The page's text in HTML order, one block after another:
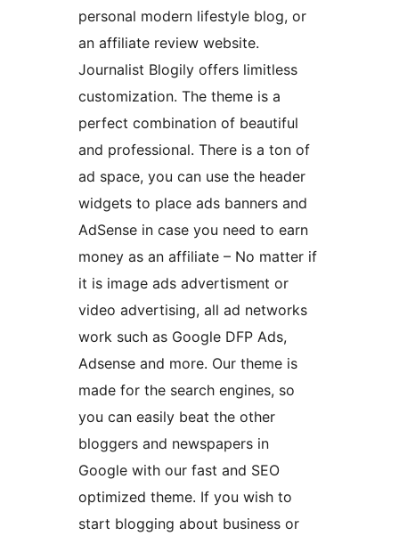
personal modern lifestyle blog, or
an affiliate review website.
Journalist Blogily offers limitless
customization. The theme is a
perfect combination of beautiful
and professional. There is a ton of
ad space, you can use the header
widgets to place ads banners and
AdSense in case you need to earn
money as an affiliate – No matter if
it is image ads advertisment or
video advertising, all ad networks
work such as Google DFP Ads,
Adsense and more. Our theme is
made for the search engines, so
you can easily beat the other
bloggers and newspapers in
Google with our fast and SEO
optimized theme. If you wish to
start blogging about business or